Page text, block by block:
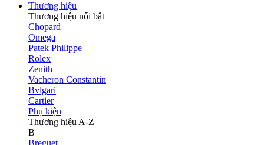
Thương hiệu
Thương hiệu nổi bật
Chopard
Omega
Patek Philippe
Rolex
Zenith
Vacheron Constantin
Bvlgari
Cartier
Phụ kiện
Thương hiệu A-Z
B
Breguet